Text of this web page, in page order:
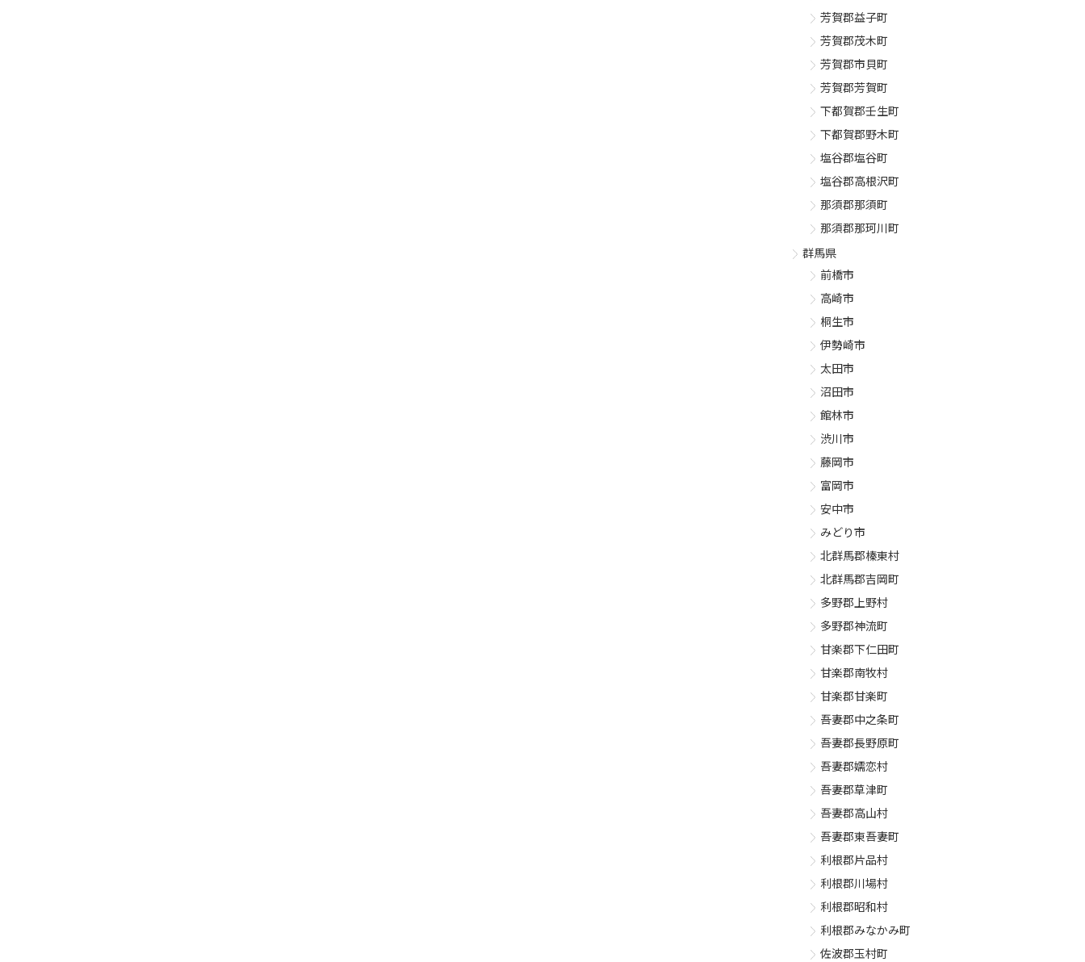
芳賀郡益子町
芳賀郡茂木町
芳賀郡市貝町
芳賀郡芳賀町
下都賀郡壬生町
下都賀郡野木町
塩谷郡塩谷町
塩谷郡高根沢町
那須郡那須町
那須郡那珂川町
群馬県
前橋市
高崎市
桐生市
伊勢崎市
太田市
沼田市
館林市
渋川市
藤岡市
富岡市
安中市
みどり市
北群馬郡榛東村
北群馬郡吉岡町
多野郡上野村
多野郡神流町
甘楽郡下仁田町
甘楽郡南牧村
甘楽郡甘楽町
吾妻郡中之条町
吾妻郡長野原町
吾妻郡嬬恋村
吾妻郡草津町
吾妻郡高山村
吾妻郡東吾妻町
利根郡片品村
利根郡川場村
利根郡昭和村
利根郡みなかみ町
佐波郡玉村町